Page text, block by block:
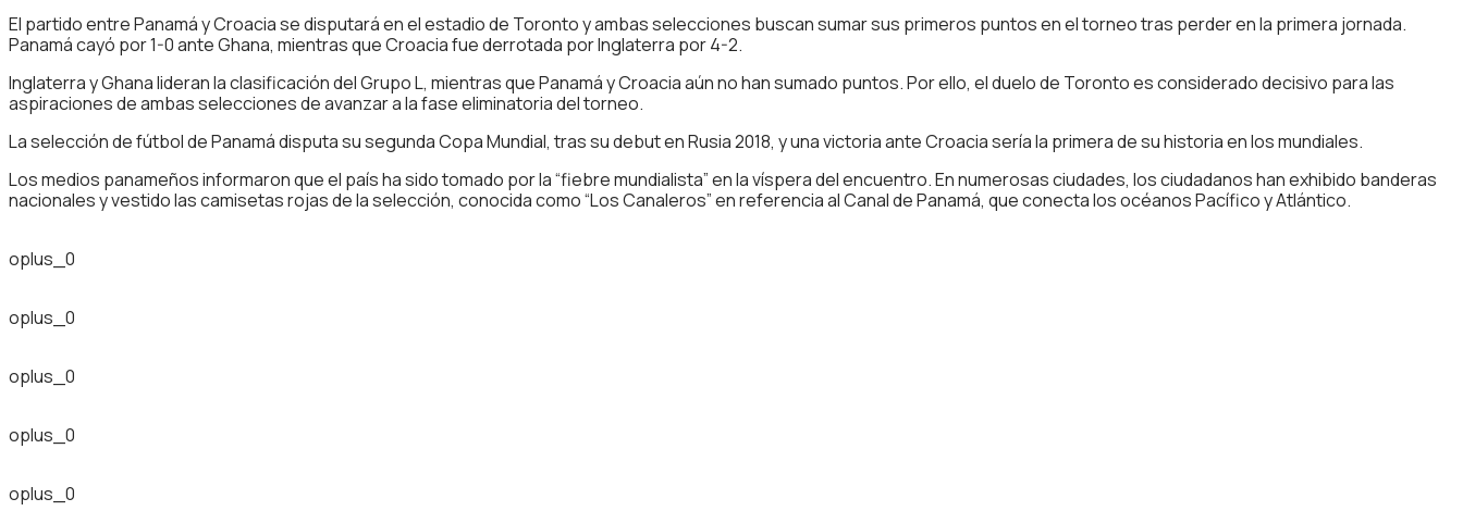
El partido entre Panamá y Croacia se disputará en el estadio de Toronto y ambas selecciones buscan sumar sus primeros puntos en el torneo tras perder en la primera jornada.
Panamá cayó por 1-0 ante Ghana, mientras que Croacia fue derrotada por Inglaterra por 4-2.
Inglaterra y Ghana lideran la clasificación del Grupo L, mientras que Panamá y Croacia aún no han sumado puntos. Por ello, el duelo de Toronto es considerado decisivo para las
aspiraciones de ambas selecciones de avanzar a la fase eliminatoria del torneo.
La selección de fútbol de Panamá disputa su segunda Copa Mundial, tras su debut en Rusia 2018, y una victoria ante Croacia sería la primera de su historia en los mundiales.
Los medios panameños informaron que el país ha sido tomado por la “fiebre mundialista” en la víspera del encuentro. En numerosas ciudades, los ciudadanos han exhibido banderas
nacionales y vestido las camisetas rojas de la selección, conocida como “Los Canaleros” en referencia al Canal de Panamá, que conecta los océanos Pacífico y Atlántico.
oplus_0
oplus_0
oplus_0
oplus_0
oplus_0